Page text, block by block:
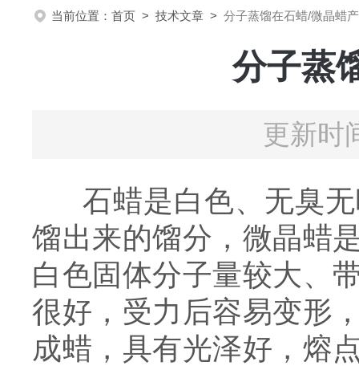
当前位置： 首页 > 技术文章 > 分子蒸馏在石蜡/微晶蜡
分子蒸
更新时
石蜡是白色、无臭
馏出来的馏分，微晶蜡
白色固体分子量较大、
很好，受力后容易变形
成蜡，具有光泽好，熔